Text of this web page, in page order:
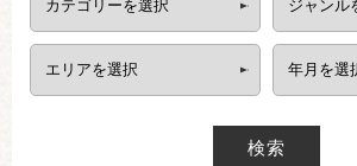
検索